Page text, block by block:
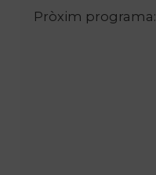
Pròxim programa: